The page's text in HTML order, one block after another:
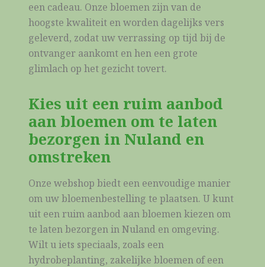
een cadeau. Onze bloemen zijn van de
hoogste kwaliteit en worden dagelijks vers
geleverd, zodat uw verrassing op tijd bij de
ontvanger aankomt en hen een grote
glimlach op het gezicht tovert.
Kies uit een ruim aanbod
aan bloemen om te laten
bezorgen in Nuland en
omstreken
Onze webshop biedt een eenvoudige manier
om uw bloemenbestelling te plaatsen. U kunt
uit een ruim aanbod aan bloemen kiezen om
te laten bezorgen in Nuland en omgeving.
Wilt u iets speciaals, zoals een
hydrobeplanting, zakelijke bloemen of een